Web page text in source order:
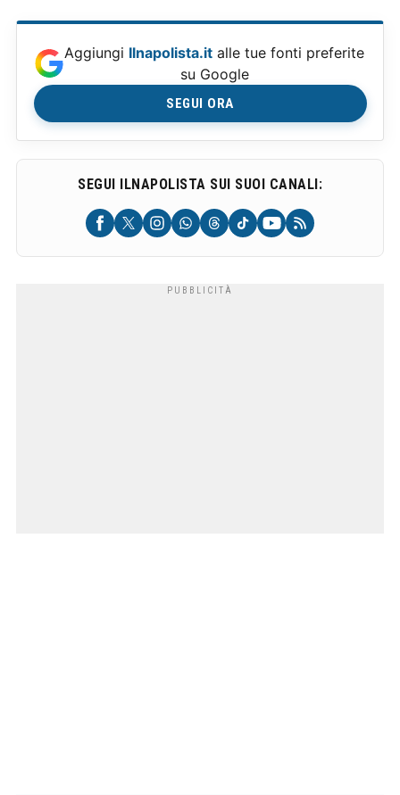
Aggiungi Ilnapolista.it alle tue fonti preferite
su Google
SEGUI ORA
SEGUI ILNAPOLISTA SUI SUOI CANALI: